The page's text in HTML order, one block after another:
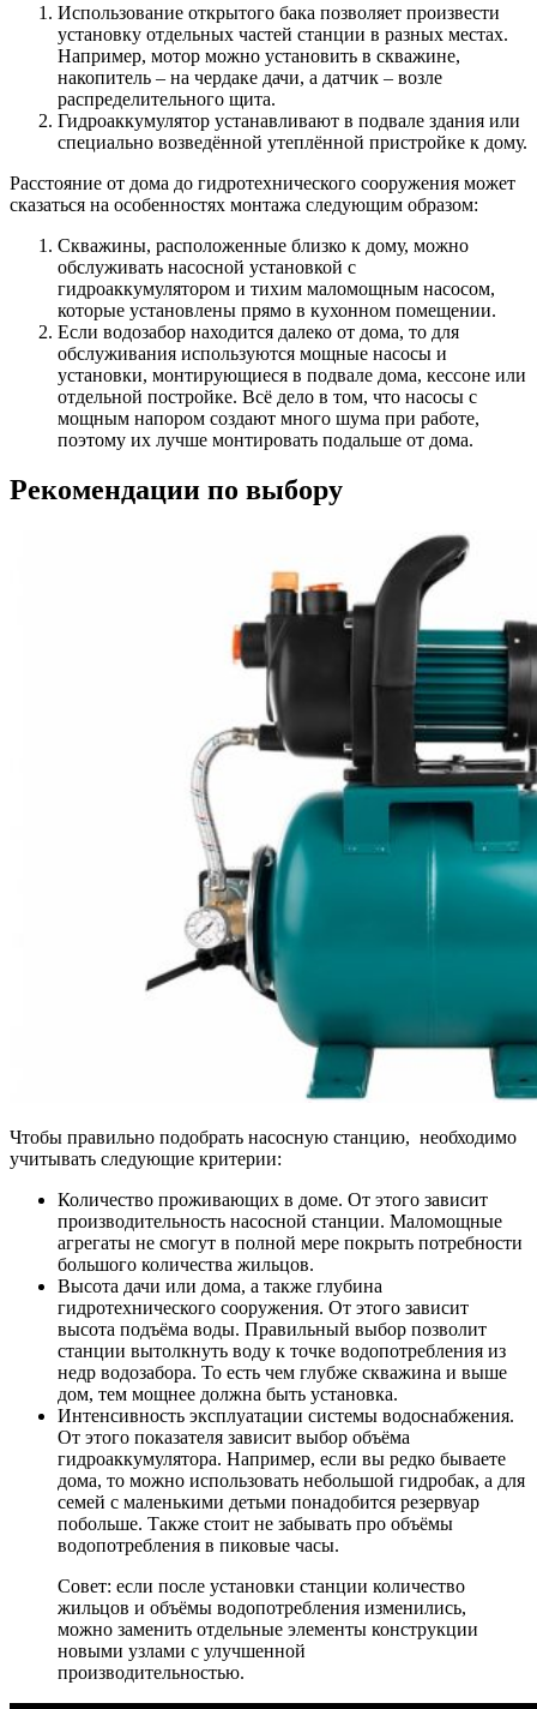
Использование открытого бака позволяет произвести
установку отдельных частей станции в разных местах.
Например, мотор можно установить в скважине,
накопитель – на чердаке дачи, а датчик – возле
распределительного щита.
Гидроаккумулятор устанавливают в подвале здания или
специально возведённой утеплённой пристройке к дому.
Расстояние от дома до гидротехнического сооружения может
сказаться на особенностях монтажа следующим образом:
Скважины, расположенные близко к дому, можно
обслуживать насосной установкой с
гидроаккумулятором и тихим маломощным насосом,
которые установлены прямо в кухонном помещении.
Если водозабор находится далеко от дома, то для
обслуживания используются мощные насосы и
установки, монтирующиеся в подвале дома, кессоне или
отдельной постройке. Всё дело в том, что насосы с
мощным напором создают много шума при работе,
поэтому их лучше монтировать подальше от дома.
Рекомендации по выбору
Чтобы правильно подобрать насосную станцию, необходимо
учитывать следующие критерии:
Количество проживающих в доме. От этого зависит
производительность насосной станции. Маломощные
агрегаты не смогут в полной мере покрыть потребности
большого количества жильцов.
Высота дачи или дома, а также глубина
гидротехнического сооружения. От этого зависит
высота подъёма воды. Правильный выбор позволит
станции вытолкнуть воду к точке водопотребления из
недр водозабора. То есть чем глубже скважина и выше
дом, тем мощнее должна быть установка.
Интенсивность эксплуатации системы водоснабжения.
От этого показателя зависит выбор объёма
гидроаккумулятора. Например, если вы редко бываете
дома, то можно использовать небольшой гидробак, а для
семей с маленькими детьми понадобится резервуар
побольше. Также стоит не забывать про объёмы
водопотребления в пиковые часы.
Совет: если после установки станции количество
жильцов и объёмы водопотребления изменились,
можно заменить отдельные элементы конструкции
новыми узлами с улучшенной
производительностью.